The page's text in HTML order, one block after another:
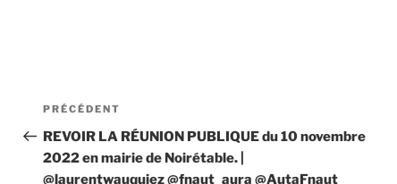
Navigation
de
l’article
Article
précédent
PRÉCÉDENT
REVOIR LA RÉUNION PUBLIQUE du 10 novembre
2022 en mairie de Noirétable. |
@laurentwauquiez @fnaut_aura @AutaFnaut